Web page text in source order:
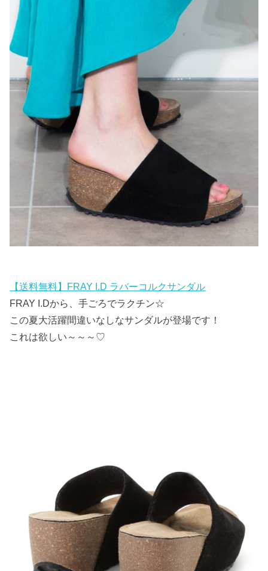
【送料無料】FRAY I.D ラバーコルクサンダル
FRAY I.Dから、手ごろでラクチン☆
この夏大活躍間違いなしなサンダルが登場です！
これは欲しい～～～♡